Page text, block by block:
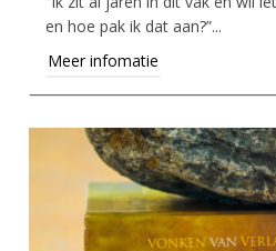
en hoe pak ik dat aan?”...
Meer infomatie